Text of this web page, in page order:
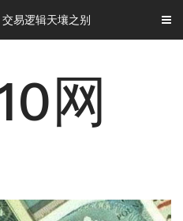
易逻辑天壤之别
网